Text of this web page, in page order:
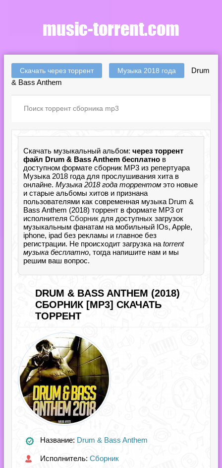
Скачать через торрент Музыка 2018 года
Drum
& Bass Anthem
Скачать музыкальный альбом: через торрент
файл Drum & Bass Anthem бесплатно в
доступном формате сборник MP3 из репертуара
Музыка 2018 года для прослушивания хита в
онлайне. Музыка 2018 года торрентом это новые
и старые альбомы хитов и признана
пользователями как современная музыка Drum &
Bass Anthem (2018) торрент в формате MP3 от
исполнителя Сборник для доступных загрузок
музыкальным фанатам на мобильный IOs, Apple,
iphone, ipad без рекламы и главное без
регистрации. Не происходит загрузка на torrent
музыка бесплатно, тогда напишите нам и мы
решим ваш вопрос.
DRUM & BASS ANTHEM (2018)
СБОРНИК [MP3] СКАЧАТЬ
ТОРРЕНТ
Название: Drum & Bass Anthem
Исполнитель: Сборник